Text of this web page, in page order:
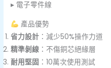
▸ 電子零件線
產品優勢
省力設計 ：減少50%操作力道
精準剝線 ：不傷銅芯絕緣層
耐用堅固 ：10萬次使用測試